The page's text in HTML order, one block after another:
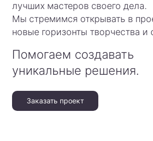
лучших мастеров своего дела.
Мы стремимся открывать в
новые горизонты творчества и
Помогаем создавать
уникальные решения.
Заказать проект